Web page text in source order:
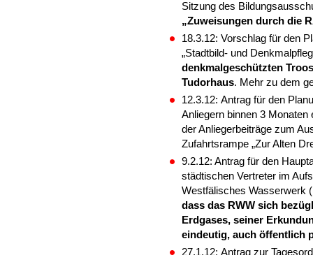
Sitzung des
„Zuweisungen durch die
18.3.12: Vorschlag für den
„Stadtbild- und
denkmalgeschützten
Tudorhaus. Mehr zu dem
12.3.12: Antrag für den
Anliegern binnen 3
derAnliegerbeiträge zum
Zufahrtsrampe „Zur Alten
9.2.12: Antrag für den
städtischen Vertreter im
Westfälisches Wasserwerk
dass das RWW sich
Erdgases, seiner
eindeutig, auch öffentlich
27.1.12: Antrag zur